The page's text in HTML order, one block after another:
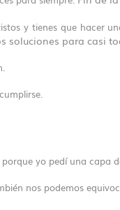
y tienes que hacer
soluciones para casi
yo pedí una capa
nos podemos